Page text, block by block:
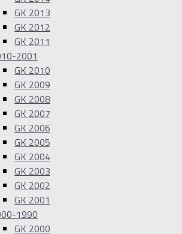
GK 2013
GK 2012
GK 2011
2001
GK 2010
GK 2009
GK 2008
GK 2007
GK 2006
GK 2005
GK 2004
GK 2003
GK 2002
GK 2001
1990
GK 2000